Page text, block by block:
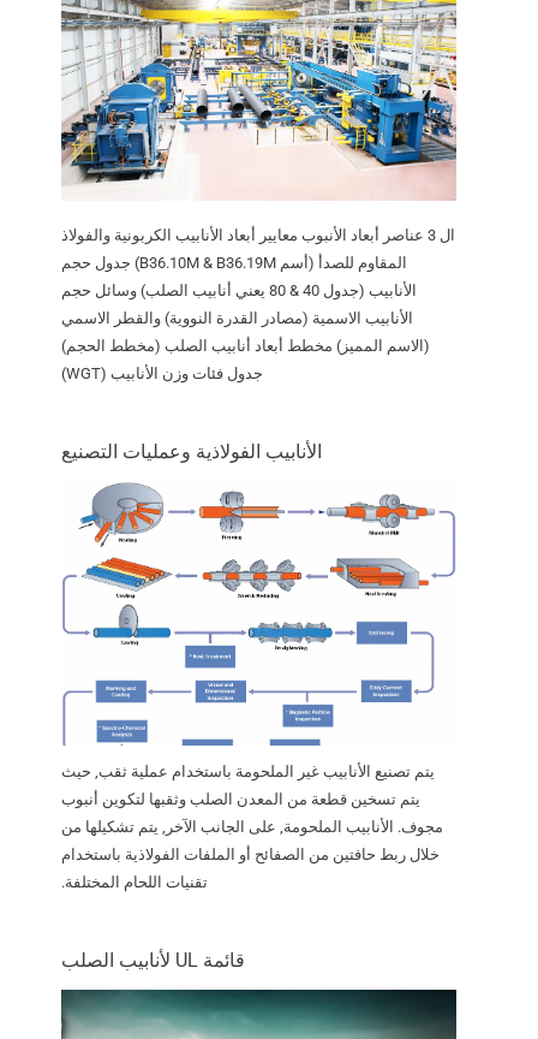
ال 3 عناصر أبعاد الأنبوب معايير أبعاد الأنابيب الكربونية والفولاذ
المقاوم للصدأ (أسم B36.10M & B36.19M) جدول حجم
الأنابيب (جدول 40 & 80 يعني أنابيب الصلب) وسائل حجم
الأنابيب الاسمية (مصادر القدرة النووية) والقطر الاسمي
(الاسم المميز) مخطط أبعاد أنابيب الصلب (مخطط الحجم)
جدول فئات وزن الأنابيب (WGT)
الأنابيب الفولاذية وعمليات التصنيع
يتم تصنيع الأنابيب غير الملحومة باستخدام عملية ثقب, حيث
يتم تسخين قطعة من المعدن الصلب وثقبها لتكوين أنبوب
مجوف. الأنابيب الملحومة, على الجانب الآخر, يتم تشكيلها من
خلال ربط حافتين من الصفائح أو الملفات الفولاذية باستخدام
تقنيات اللحام المختلفة.
قائمة UL لأنابيب الصلب